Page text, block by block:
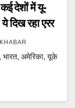
देशों में यू-
दिख रहा एरर
अमेरिका, यूके